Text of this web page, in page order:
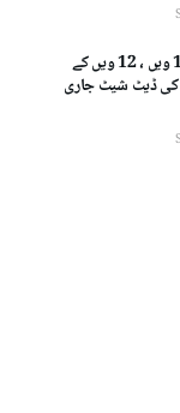
فیڈرل بورڈ نے 11 ویں ، 12 ویں کے
امتحانات 2024 کی ڈیٹ شیٹ جاری